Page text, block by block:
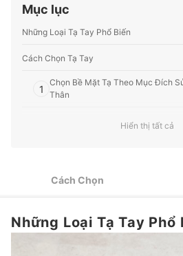
Profile của Ban biên tập
Mục lục
Những Loại Tạ Tay Phổ Biến
Cách Chọn Tạ Tay
1
Chọn Bề Mặt Tạ Theo Mục Đích
Thân
Cho Người Đã Có Kinh Nghiệm
Xác Định Độ Dày Tay Cầm Qua
5kg ~ 20kg Đối Với Nam & 1kg ~
Hiển thị tất cả
Cách Chọn
Những Loại Tạ Tay Phổ